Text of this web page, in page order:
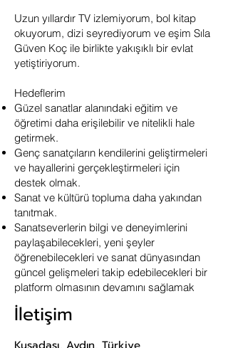
Uzun yıllardır TV izlemiyorum, bol kitap
okuyorum, dizi seyrediyorum ve eşim Sıla
Güven Koç ile birlikte yakışıklı bir evlat
yetiştiriyorum.
Hedeflerim
Güzel sanatlar alanındaki eğitim ve
öğretimi daha erişilebilir ve nitelikli hale
getirmek.
Genç sanatçıların kendilerini geliştirmeleri
ve hayallerini gerçekleştirmeleri için
destek olmak.
Sanat ve kültürü topluma daha yakından
tanıtmak.
Sanatseverlerin bilgi ve deneyimlerini
paylaşabilecekleri, yeni şeyler
öğrenebilecekleri ve sanat dünyasından
güncel gelişmeleri takip edebilecekleri bir
platform olmasının devamını sağlamak
İletişim